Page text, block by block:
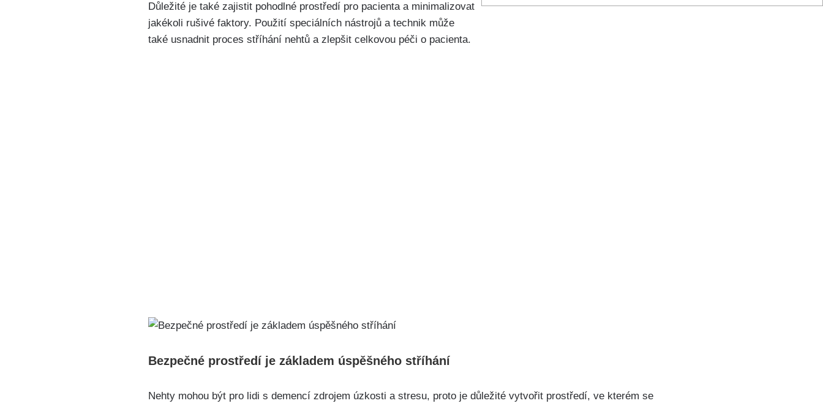
Důležité je také zajistit pohodlné prostředí pro pacienta a minimalizovat
jakékoli rušivé faktory. Použití speciálních nástrojů a technik může
také usnadnit proces stříhání nehtů a zlepšit celkovou péči o pacienta.
Bezpečné prostředí je základem úspěšného stříhání
Nehty mohou být pro lidi s demencí zdrojem úzkosti a stresu, proto je důležité vytvořit prostředí, ve kterém se